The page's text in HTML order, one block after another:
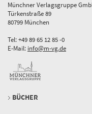
Münchner Verlagsgruppe
Türkenstraße 89
80799 München
Tel: +49 89 65 12 85 -0
E-Mail: info@m-vg.de
BÜCHER